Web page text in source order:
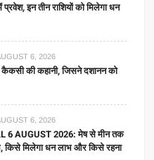
इन तीन राशियों को मिलेगा धन
6, 2026
कैकसी की कहानी, जिसने दशानन को
6, 2026
6 AUGUST 2026: मेष से मीन तक
मिलेगा धन लाभ और किसे रहना